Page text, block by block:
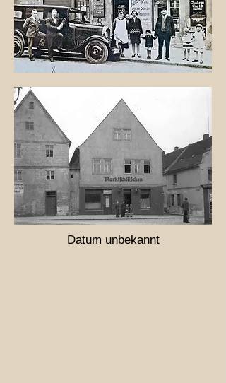
Datum unb​ekannt